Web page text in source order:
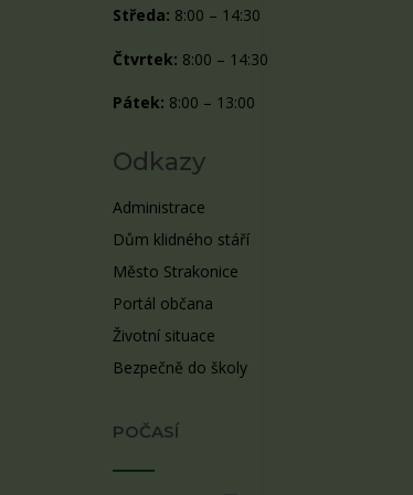
Středa: 8:00 – 14:30
Čtvrtek: 8:00 – 14:30
Pátek: 8:00 – 13:00
Odkazy
Administrace
Dům klidného stáří
Město Strakonice
Portál občana
Životní situace
Bezpečně do školy
POČASÍ